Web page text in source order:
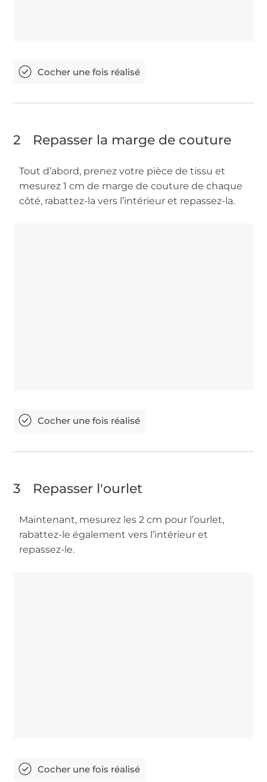
2 Repasser la marge de couture
Tout d’abord, prenez votre pièce de tissu et
mesurez 1 cm de marge de couture de chaque
côté, rabattez-la vers l’intérieur et repassez-la.
3 Repasser l'ourlet
Maintenant, mesurez les 2 cm pour l’ourlet,
rabattez-le également vers l’intérieur et
repassez-le.